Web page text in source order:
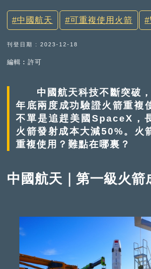
中國航天 可重複使用火箭
刊登日期 : 2023-12-18
編輯︰許可
中國航天科技不斷突破，
年底兩度成功驗證火箭重複
不單是追趕美國SpaceX，
火箭發射成本大減50%。火
重複使用？難點在哪裏？
中國航天｜第一級火箭